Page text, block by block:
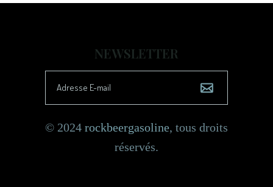
NEWSLETTER
© 2024 rockbeergasoline, tous droits
réservés.